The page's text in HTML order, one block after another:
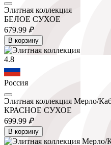
Элитная коллекция
БЕЛОЕ СУХОЕ
679.99 ₽
В корзину
4.8
Россия
Элитная коллекция Мерло/
КРАСНОЕ СУХОЕ
699.99 ₽
В корзину